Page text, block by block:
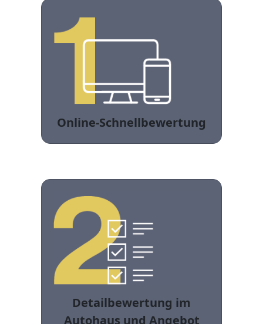
Online-Schnellbewertung
Detailbewertung im
Autohaus und Angebot